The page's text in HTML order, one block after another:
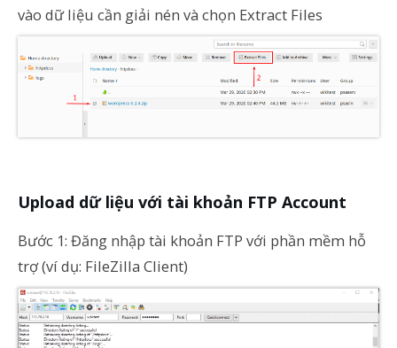
vào dữ liệu cần giải nén và chọn Extract Files
Upload dữ liệu với tài khoản FTP Account
Bước 1: Đăng nhập tài khoản FTP với phần mềm hỗ
trợ (ví dụ: FileZilla Client)